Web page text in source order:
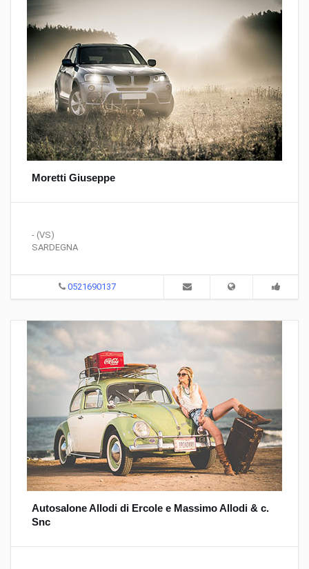
Moretti Giuseppe
- (VS)
SARDEGNA
0521690137
Autosalone Allodi di Ercole e Massimo Allodi & c.
Snc